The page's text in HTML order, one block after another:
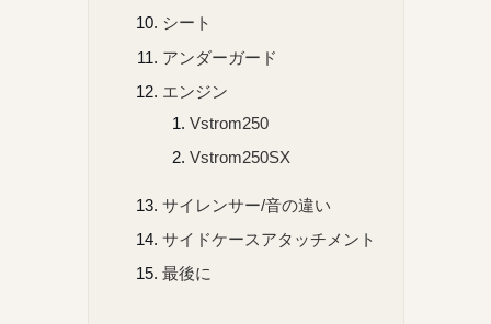
シート
アンダーガード
エンジン
Vstrom250
Vstrom250SX
サイレンサー/音の違い
サイドケースアタッチメント
最後に